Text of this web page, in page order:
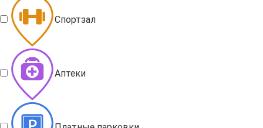
Спортзал
Аптеки